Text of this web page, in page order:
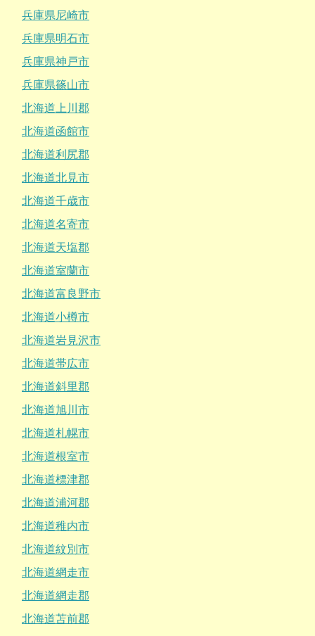
兵庫県尼崎市
兵庫県明石市
兵庫県神戸市
兵庫県篠山市
北海道上川郡
北海道函館市
北海道利尻郡
北海道北見市
北海道千歳市
北海道名寄市
北海道天塩郡
北海道室蘭市
北海道富良野市
北海道小樽市
北海道岩見沢市
北海道帯広市
北海道斜里郡
北海道旭川市
北海道札幌市
北海道根室市
北海道標津郡
北海道浦河郡
北海道稚内市
北海道紋別市
北海道網走市
北海道網走郡
北海道苫前郡